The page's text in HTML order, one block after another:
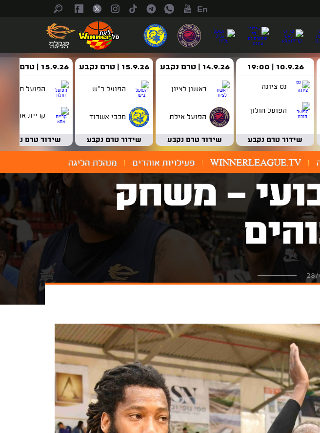
En
10.9.26 | 19:00
נס ציונה
הפועל חולון
שידור טרם נקבע
14.9.26 | טרם נקבע
ראשון לציון
הפועל אילת
שידור טרם נקבע
15.9.26 | טרם נקבע
הפועל ב"ש
מכבי אשדוד
שידור טרם נקבע
15.9.26 | טרם נקבע
הפועל חולון
קריית אתא
שידור טרם נקבע
WINNERLEAGUE.TV פעילויות אוהדים מנהלת הליגה
5 שבועי - משחק
28/